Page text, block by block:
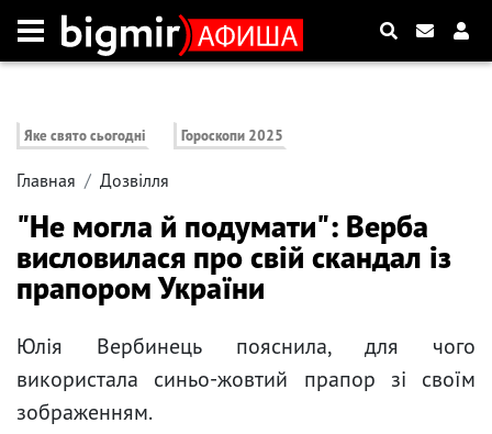
Яке свято сьогодні Гороскопи 2025
Главная Дозвілля
"Не могла й подумати": Верба
висловилася про свій скандал із
прапором України
Юлія Вербинець пояснила, для чого
використала синьо-жовтий прапор зі своїм
зображенням.